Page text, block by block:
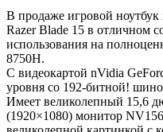
В продаже игровой ноутбук
Razer Blade 15 в отличном
использования на
8750H.
С видеокартой nVidia
уровня со 192-битной!
Имеет великолепный 15,6
(1920×1080) монитор